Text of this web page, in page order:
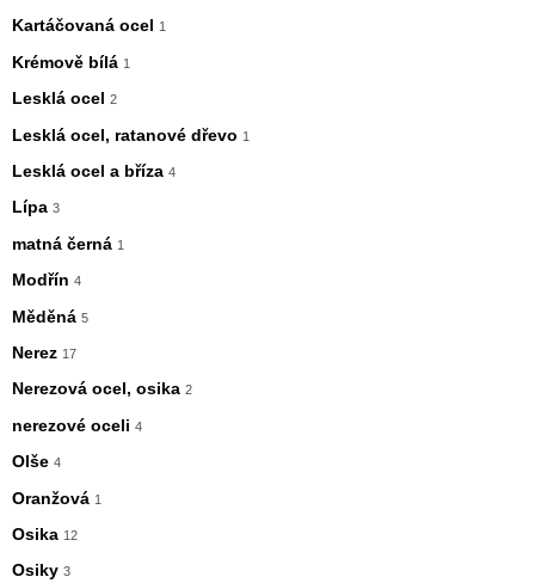
Kartáčovaná ocel 1
Krémově bílá 1
Lesklá ocel 2
Lesklá ocel, ratanové dřevo 1
Lesklá ocel a bříza 4
Lípa 3
matná černá 1
Modřín 4
Měděná 5
Nerez 17
Nerezová ocel, osika 2
nerezové oceli 4
Olše 4
Oranžová 1
Osika 12
Osiky 3